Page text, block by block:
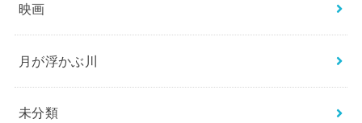
映画
月が浮かぶ川
未分類